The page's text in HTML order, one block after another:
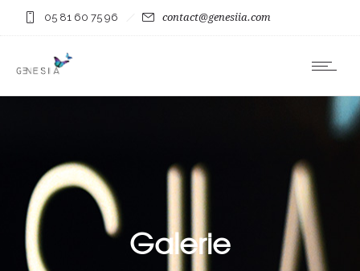
05 81 60 75 96 contact@genesiia.com
Galerie